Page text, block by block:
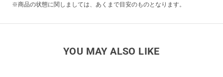
※商品の状態に関しましては、あくまで目安のものとなります。
YOU MAY ALSO LIKE